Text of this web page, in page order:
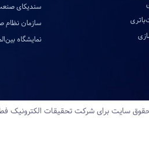
سندیکای
سازمان نظام
نمایشگاه
سایت برای شرکت تحقیقات‌ الکترونیک‌